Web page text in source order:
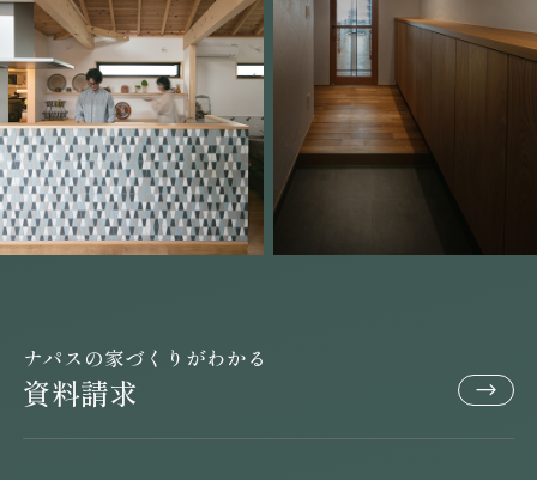
ナパスの家づくりがわかる
資料請求